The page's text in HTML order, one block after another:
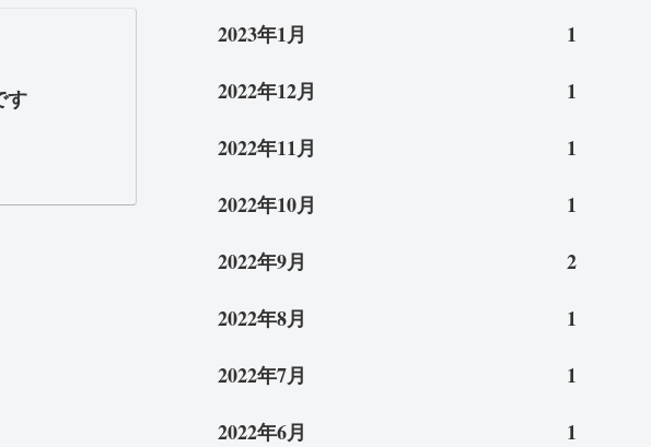
す
2023年1月
1
2022年12月
1
2022年11月
1
2022年10月
1
2022年9月
2
2022年8月
1
2022年7月
1
2022年6月
1